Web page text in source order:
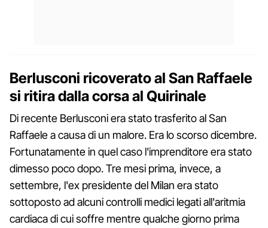
Berlusconi ricoverato al San Raffaele
si ritira dalla corsa al Quirinale
Di recente Berlusconi era stato trasferito al San
Raffaele a causa di un malore. Era lo scorso dicembre.
Fortunatamente in quel caso l'imprenditore era stato
dimesso poco dopo. Tre mesi prima, invece, a
settembre, l'ex presidente del Milan era stato
sottoposto ad alcuni controlli medici legati all'aritmia
cardiaca di cui soffre mentre qualche giorno prima